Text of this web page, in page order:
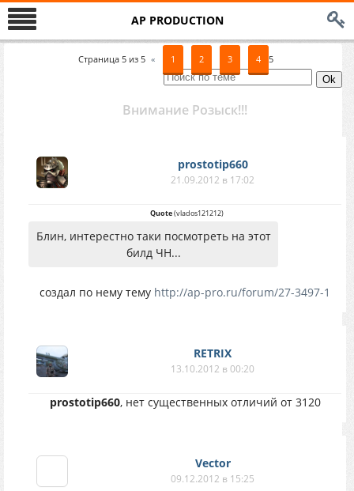
AP PRODUCTION
Страница 5 из 5 « 1 2 3 4 5
Внимание Розыск!!!
prostotip660
21.09.2012 в 17:02
Quote(vlados121212)
Блин, интерестно таки посмотреть на этот
билд ЧН...
создал по нему тему http://ap-pro.ru/forum/27-3497-1
RETRIX
13.10.2012 в 00:20
prostotip660, нет существенных отличий от 3120
Vector
09.12.2012 в 15:25